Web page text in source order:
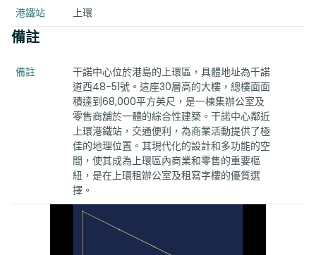
港鐵站 上環
備註
備註
干諾中心位於港島的上環區，具體地址為干諾
道西48-51號。這座30層高的大樓，總樓面面
積達到68,000平方英尺，是一棟集辦公室及
零售商舖於一體的綜合性建築。干諾中心鄰近
上環港鐵站，交通便利，為商業活動提供了極
佳的地理位置。其現代化的設計和多功能的空
間，使其成為上環區內商業和零售的重要樞
紐，是在上環租辦公室及租寫字樓的優質選
擇。